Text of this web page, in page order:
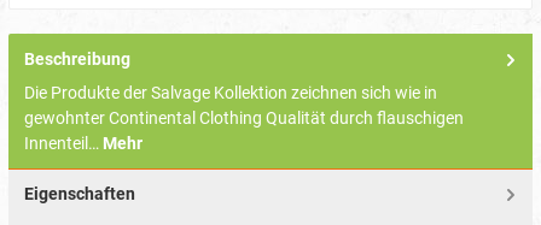
Beschreibung
Die Produkte der Salvage Kollektion zeichnen sich wie in
gewohnter Continental Clothing Qualität durch flauschigen
Innenteil… Mehr
Eigenschaften